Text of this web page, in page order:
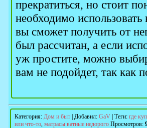
прекратиться, но стоит
необходимо
вы сможет получить от
был рассчитан, а если
уж простите, можно
вам не подойдет, так как
Категория: Дом и быт Добавил: GaV Теги: где
или что-то, матрасы ватные недорого Просмотров: